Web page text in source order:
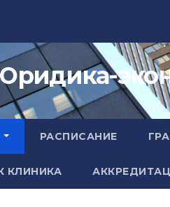
РАСПИСАНИЕ
КЛИНИКА